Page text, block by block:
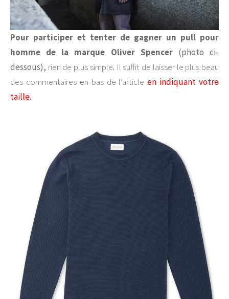
Pour participer et tenter de gagner un pull pour
homme de la marque Oliver Spencer (photo ci-
dessous), rien de plus simple. Il suffit de laisser le plus beau
des commentaires en bas de l’articleen indiquant votre
taille.